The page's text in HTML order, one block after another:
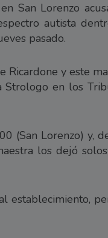
San Lorenzo
autista
pasado.
Ricardone y este
en los
(San Lorenzo) y,
los dejó
establecimiento,